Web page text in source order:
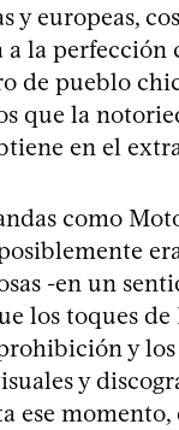
y europeas,
la perfección
de pueblo
que la
en el
como
-en un
los toques
y los
y
ese momento,